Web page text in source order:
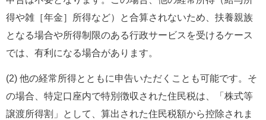
得や雑［年金］所得など）と合算されないため、扶養親族
となる場合や所得制限のある行政サービスを受けるケース
では、有利になる場合があります。
(2) 他の経常所得とともに申告いただくことも可能です。そ
の場合、特定口座内で特別徴収された住民税は、「株式等
譲渡所得割」として、算出された住民税額から控除されま